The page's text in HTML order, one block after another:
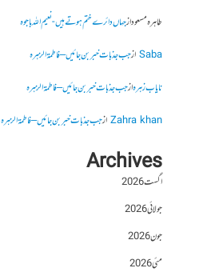
طاہرہ مسعودازجہاں دائرے ختم ہوتے ہیں- نعیم اللہ باجوہ
Sabaازجب جذبات خبر بن جائیں – فاطمۃالزہرہ
نایاب زہرہازجب جذبات خبر بن جائیں – فاطمۃالزہرہ
Zahra khanازجب جذبات خبر بن جائیں – فاطمۃالزہرہ
Archives
اگست 2026
جولائی 2026
جون 2026
مئی 2026